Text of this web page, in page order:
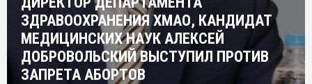
ЗДРАВООХРАНЕНИЯ ХМАО, КАНДИДАТ
МЕДИЦИНСКИХ НАУК АЛЕКСЕЙ
ДОБРОВОЛЬСКИЙ ВЫСТУПИЛ ПРОТИВ
ЗАПРЕТА АБОРТОВ